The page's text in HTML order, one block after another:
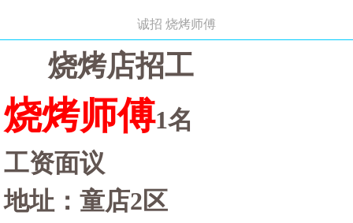
诚招 烧烤师傅
烧烤店招工
烧烤师傅1名
工资面议
地址：童店2区